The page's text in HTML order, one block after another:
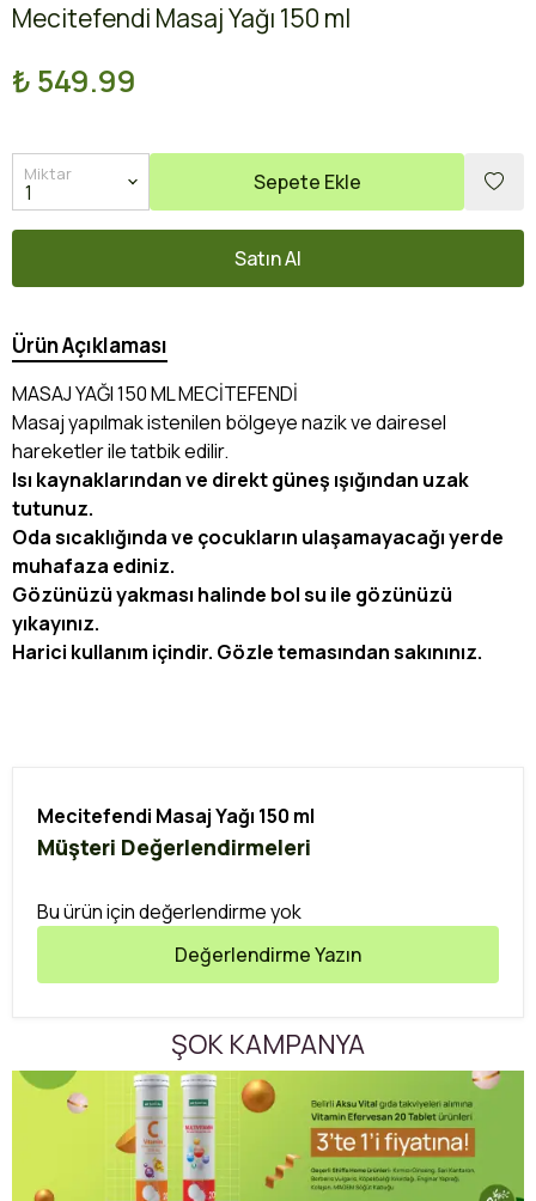
Mecitefendi Masaj Yağı 150 ml
₺ 549.99
Miktar Sepete Ekle
Satın Al
Ürün Açıklaması
MASAJ YAĞI 150 ML MECİTEFENDİ
Masaj yapılmak istenilen bölgeye nazik ve dairesel
hareketler ile tatbik edilir.
Isı kaynaklarından ve direkt güneş ışığından uzak
tutunuz.
Oda sıcaklığında ve çocukların ulaşamayacağı yerde
muhafaza ediniz.
Gözünüzü yakması halinde bol su ile gözünüzü
yıkayınız.
Harici kullanım içindir. Gözle temasından sakınınız.
Mecitefendi Masaj Yağı 150 ml
Müşteri Değerlendirmeleri
Bu ürün için değerlendirme yok
Değerlendirme Yazın
ŞOK KAMPANYA